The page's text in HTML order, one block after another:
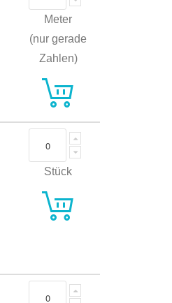
Meter
(nur gerade
Zahlen)
Stück